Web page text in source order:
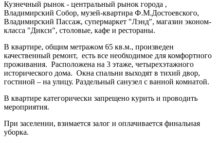
Кузнечный рынок - центральный рынок города ,
Владимирский Собор, музей-квартира Ф.М.Достоевского,
Владимирский Пассаж, супермаркет "Лэнд", магазин эконом-
класса "Дикси", столовые, кафе и рестораны.
В квартире, общим метражом 65 кв.м., произведен
качественный ремонт, есть все необходимое для комфортного
проживания. Расположена на 3 этаже, четырехэтажного
исторического дома. Окна спальни выходят в тихий двор,
гостиной – на улицу. Раздельный санузел с ванной комнатой.
В квартире категорически запрещено курить и проводить
мероприятия.
При заселении, взимается залог и оплачивается финальная
уборка.